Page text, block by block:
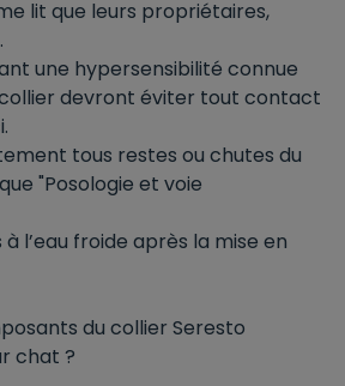
lit que leurs propriétaires,
une hypersensibilité connue
devront éviter tout contact
tous restes ou chutes du
"Posologie et voie
à l’eau froide après la mise en
du collier Seresto
chat ?